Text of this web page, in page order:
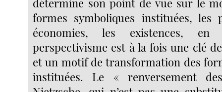
détermine son point de vue sur le
formes symboliques instituées, les
économies, les existences, en
perspectivisme est à la fois une clé
et un motif de transformation des
instituées. Le « renversement